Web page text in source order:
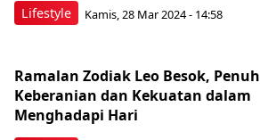
Lifestyle Kamis, 28 Mar 2024 - 14:58
Ramalan Zodiak Leo Besok, Penuh
Keberanian dan Kekuatan dalam
Menghadapi Hari